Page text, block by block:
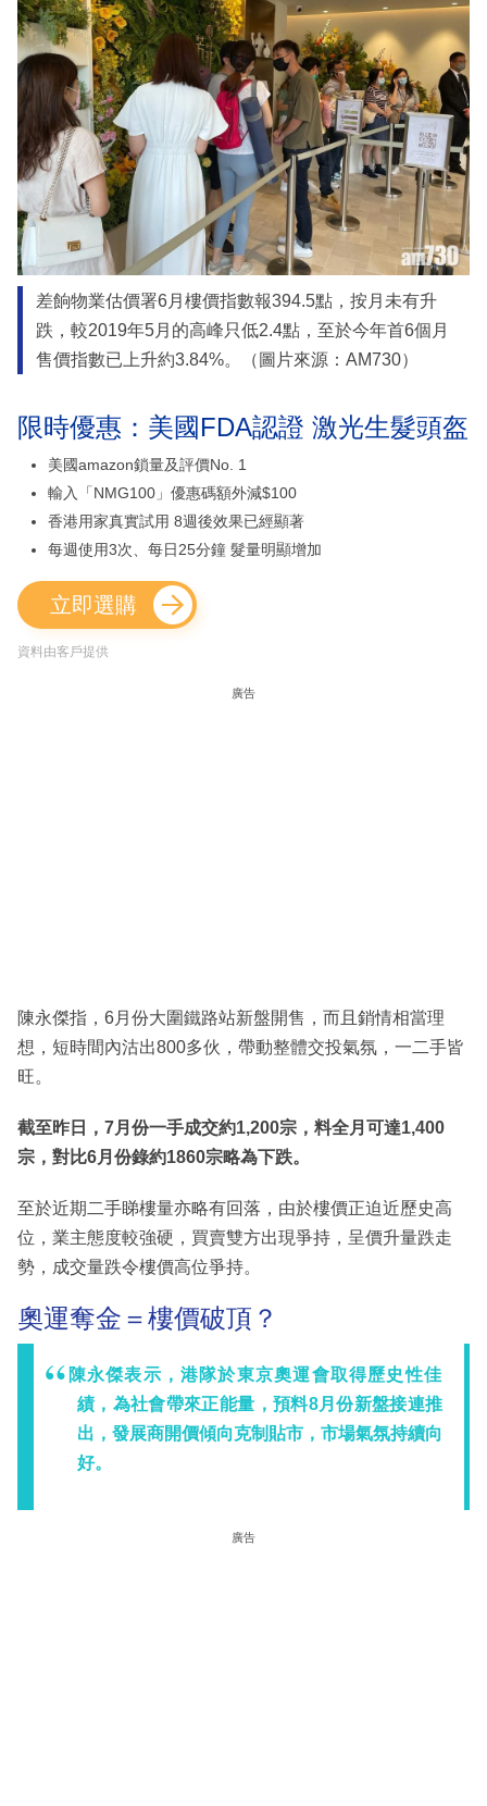
差餉物業估價署6月樓價指數報394.5點，按月未有升
跌，較2019年5月的高峰只低2.4點，至於今年首6個月
售價指數已上升約3.84%。（圖片來源：AM730）
限時優惠：美國FDA認證 激光生髮頭盔
美國amazon鎖量及評價No. 1
輸入「NMG100」優惠碼額外減$100
香港用家真實試用 8週後效果已經顯著
每週使用3次、每日25分鐘 髮量明顯增加
立即選購
資料由客戶提供
廣告
陳永傑指，6月份大圍鐵路站新盤開售，而且銷情相當理
想，短時間內沽出800多伙，帶動整體交投氣氛，一二手皆
旺。
截至昨日，7月份一手成交約1,200宗，料全月可達1,400
宗，對比6月份錄約1860宗略為下跌。
至於近期二手睇樓量亦略有回落，由於樓價正迫近歷史高
位，業主態度較強硬，買賣雙方出現爭持，呈價升量跌走
勢，成交量跌令樓價高位爭持。
奧運奪金＝樓價破頂？
陳永傑表示，港隊於東京奧運會取得歷史性佳
績，為社會帶來正能量，預料8月份新盤接連推
出，發展商開價傾向克制貼市，市場氣氛持續向
好。
廣告